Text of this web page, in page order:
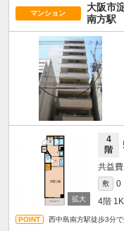
マンション
大阪市
南方駅
4
階
敷 0
4階
西中島南方駅徒歩3分